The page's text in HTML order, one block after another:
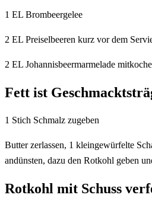
1 EL Brombeergelee
2 EL Preiselbeeren kurz vor dem
2 EL Johannisbeermarmelade
Fett ist
1 Stich Schmalz zugeben
Butter zerlassen, 1 kleingewürfelte
andünsten, dazu den Rotkohl geben
Rotkohl mit Schuss